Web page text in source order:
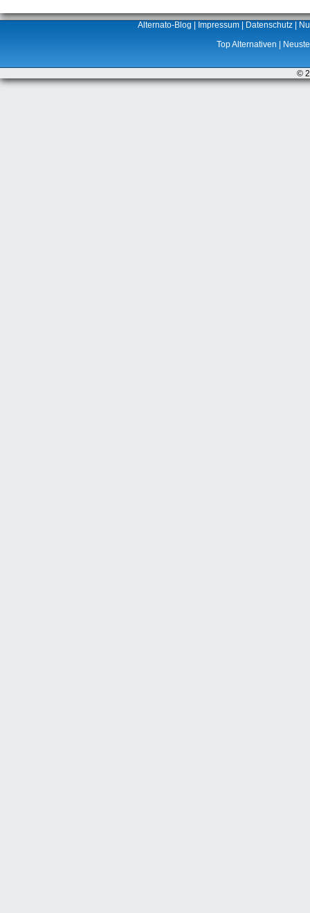
Alternato-Blog Impressum Datenschutz
Top Alternativen
©